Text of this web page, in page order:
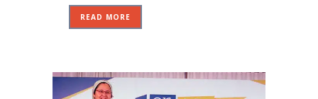
READ MORE